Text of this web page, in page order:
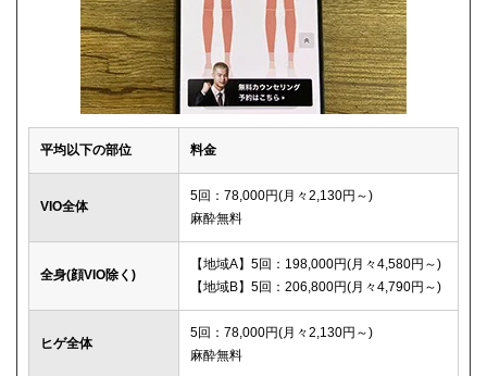
平均以下の部位 料金
VIO全体
5回：78,000円(月々2,130円～)
麻酔無料
全身(顔VIO除く)
【地域A】5回：198,000円(月々4,580円～)
【地域B】5回：206,800円(月々4,790円～)
ヒゲ全体
5回：78,000円(月々2,130円～)
麻酔無料